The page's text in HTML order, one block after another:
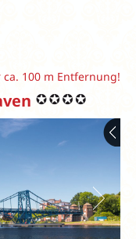
100 m Entfernung!